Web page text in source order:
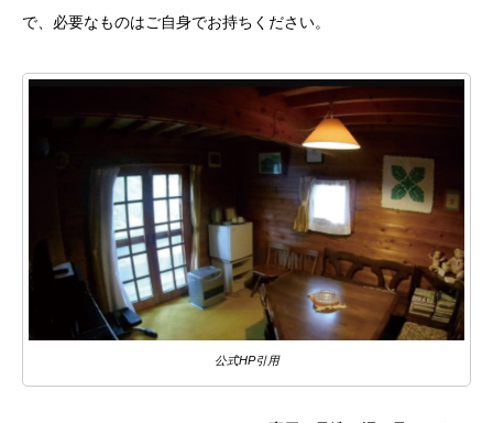
で、必要なものはご自身でお持ちください。
公式HP引用